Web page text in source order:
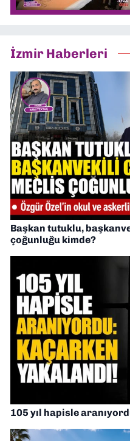
İzmir Haberleri
Başkan tutuklu,
çoğunluğu kimde?
105 yıl hapisle